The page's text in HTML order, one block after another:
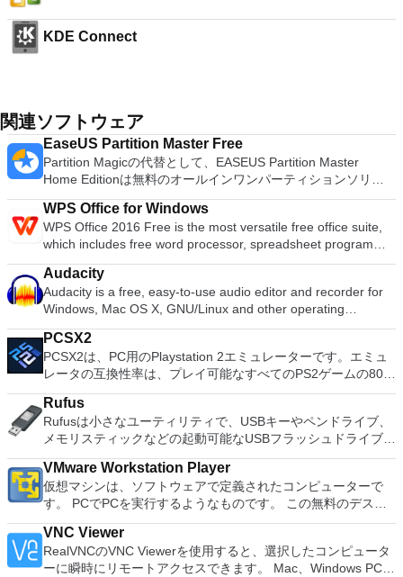
KDE Connect
関連ソフトウェア
EaseUS Partition Master Free
Partition Magicの代替として、EASEUS Partition Master
Home Editionは無料のオールインワンパーティションソリュ
ーションおよびディスク管理ユーティリティです。パーティシ
ョンの拡張（特にシステムドライブ用）、ディスク領域の管
理、MBRおよびGUIDパーティションテーブル（GPT）ディス
クのディスク領域不足の問題の解決を可能にします。 パーテ
ィションのサイズ変更/移動システムドライブを拡張するディ
スクとパーティションをコピーパーティションをマージ分割パ
ーティション空き領域を再分配するダイナミックディスクの変
換パーティションを回復する
WPS Office for Windows
WPS Office 2016 Free is the most versatile free office suite,
which includes free word processor, spreadsheet program
and presentation maker. With these three programs you will
easily be able to deal with any office related tasks. WPS
Office 2016 Free has multiple language support for English,
French, German, Spanish, Portuguese,Russian and Polish
languages. To switch between languages requires only a
single click! Despite being a free suite, WPS Office comes
with many innovative features, such as the paragraph
adjustment tool and multiple tabbed feature. It also has a PDF
converter, spell check and word count feature. WPS Office
2016 Personal Edition supports switching language UI,File
Roaming and Docer online templates. Key features include:
Writer Efficient word processor. Presentation Multimedia
presentations creator. Spreadsheets Powerful tool for data
processing and analysis. 100% compatible with MS Office
document file types (.docx, .pptx, .xlsx, etc.). Thousands of
support (iOS and Android). WPS Cloud Storage included.
Although it is a free suite, WPS Office 2016 Free comes with
many innovative features, including a useful a paragraph
Audacity
Audacity is a free, easy-to-use audio editor and recorder for
Windows, Mac OS X, GNU/Linux and other operating
systems. You can use Audacity to: Record live audio. Convert
tapes and records into digital recordings or CDs. Edit Ogg
Vorbis, MP3, WAV or AIFF sound files. Cut, copy, splice or mix
sounds together. Change the speed or pitch of a recording.
Add new effects with LADSPA plug-ins. And more!
PCSX2
PCSX2は、PC用のPlaystation 2エミュレーターです。エミュ
レータの互換性率は、プレイ可能なすべてのPS2ゲームの80％
以上を誇っています。かなり強力なコンピューターを所有して
いる場合、PCSX2は優れたエミュレーターです。また、この
アプリケーションはローエンドコンピューターのサポートも提
供するため、Playstation 2コンソールのすべての所有者は、
PCで動作するゲームを見ることができます。 PCSX2エミュレ
ーターを使用すると、PS2コントローラーを使用して、本物の
プレイステーション体験をシミュレートできます。このアプリ
ケーションでは、ディスクからゲームを直接実行することも、
ハードドライブからISOイメージとして実行することもできま
す。 主な機能は次のとおりです。 Savestates：ボタンを1つ
押すだけで、ゲームの現在の「状態」を保存できます。 無制
Rufus
Rufusは小さなユーティリティで、USBキーやペンドライブ、
メモリスティックなどの起動可能なUSBフラッシュドライブを
フォーマットおよび作成できます。 Rufusは、次のシナリオで
役立ちます。 Windows、Linux、およびUEFI用の起動可能な
ISOからUSBインストールメディアを作成する必要がある場
合。 OSがインストールされていないシステムで作業する必要
がある場合。 BIOSまたはその他のファームウェアをDOSから
フラッシュする必要がある場合。 低レベルのユーティリティ
を実行する必要がある場合。 Rufusは次の* ISOで動作しま
VMware Workstation Player
仮想マシンは、ソフトウェアで定義されたコンピューターで
す。 PCでPCを実行するようなものです。 この無料のデスク
トップ仮想化ソフトウェアアプリケーションにより、VMware
Workstation、VMware Fusion、VMware Server、または
VMware ESXで作成された仮想マシンを簡単に操作できます。
主な機能は次のとおりです。 1台のPCで複数のオペレーティ
VNC Viewer
RealVNCのVNC Viewerを使用すると、選択したコンピュータ
ーに瞬時にリモートアクセスできます。 Mac、Windows PC、